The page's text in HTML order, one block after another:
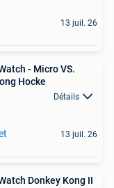
13 juil. 26
- Micro VS.
Hocke
Détails
13 juil. 26
Donkey Kong II